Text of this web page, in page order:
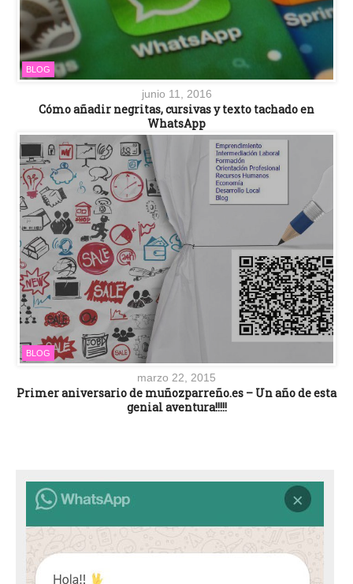
BLOG
junio 11, 2016
Cómo añadir negritas, cursivas y texto tachado en
WhatsApp
BLOG
marzo 22, 2015
Primer aniversario de muñozparreño.es – Un año de esta
genial aventura!!!!!